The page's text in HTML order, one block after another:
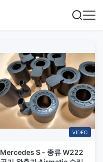
VIDEO
Mercedes S - 종류 W222